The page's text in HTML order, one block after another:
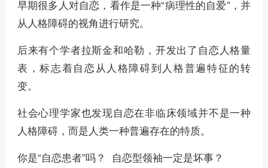
早期很多人对自恋，看作是一种“病理性的自爱”，并
从人格障碍的视角进行研究。
后来有个学者拉斯金和哈勒，开发出了自恋人格量
表，标志着自恋从人格障碍到人格普遍特征的转
变。
社会心理学家也发现自恋在非临床领域并不是一种
人格障碍，而是人类一种普遍存在的特质。
你是“自恋患者”吗？ 自恋型领袖一定是坏事？